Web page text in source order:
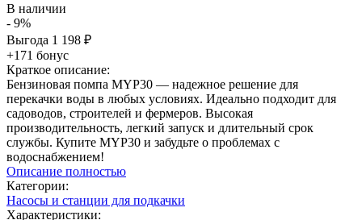
В наличии
- 9%
Выгода 1 198 ₽
+171 бонус
Краткое описание:
Бензиновая помпа MYP30 — надежное решение для
перекачки воды в любых условиях. Идеально подходит для
садоводов, строителей и фермеров. Высокая
производительность, легкий запуск и длительный срок
службы. Купите MYP30 и забудьте о проблемах с
водоснабжением!
Описание полностью
Категории:
Насосы и станции для подкачки
Характеристики: